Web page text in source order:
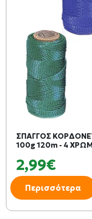
ΣΠΑΓΓΟΣ
100g 120m - 4
2,99€
Περισσότερα